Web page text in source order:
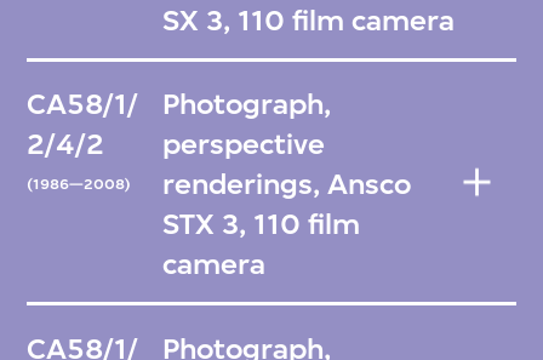
SX 3, 110 film camera
CA58/1/
2/4/2
(1986—2008)
Photograph,
perspective
renderings, Ansco
STX 3, 110 film
camera
CA58/1/ Photograph,